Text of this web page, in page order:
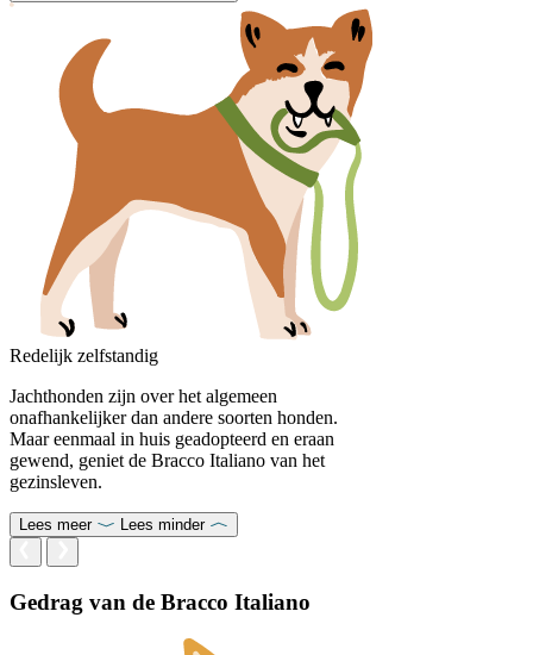
Redelijk zelfstandig
Jachthonden zijn over het algemeen
onafhankelijker dan andere soorten honden.
Maar eenmaal in huis geadopteerd en eraan
gewend, geniet de Bracco Italiano van het
gezinsleven.
Lees meer Lees minder
Gedrag van de Bracco Italiano